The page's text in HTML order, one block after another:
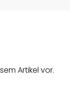
Artikel vor.